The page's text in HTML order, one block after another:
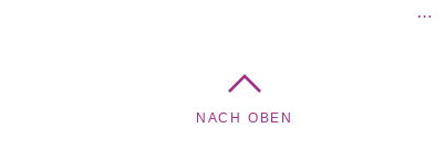
…
NACH OBEN